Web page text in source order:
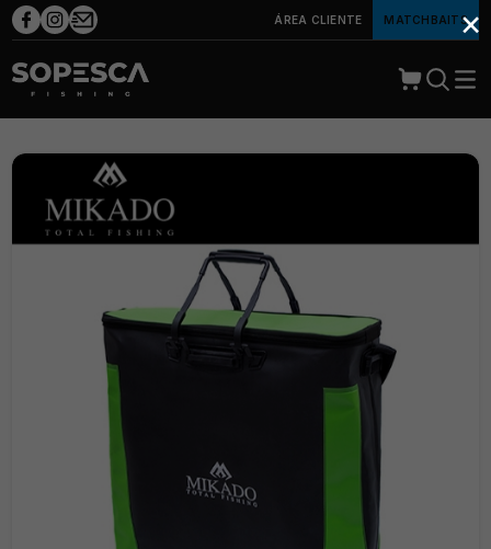
ÁREA CLIENTE MATCHBAITS×